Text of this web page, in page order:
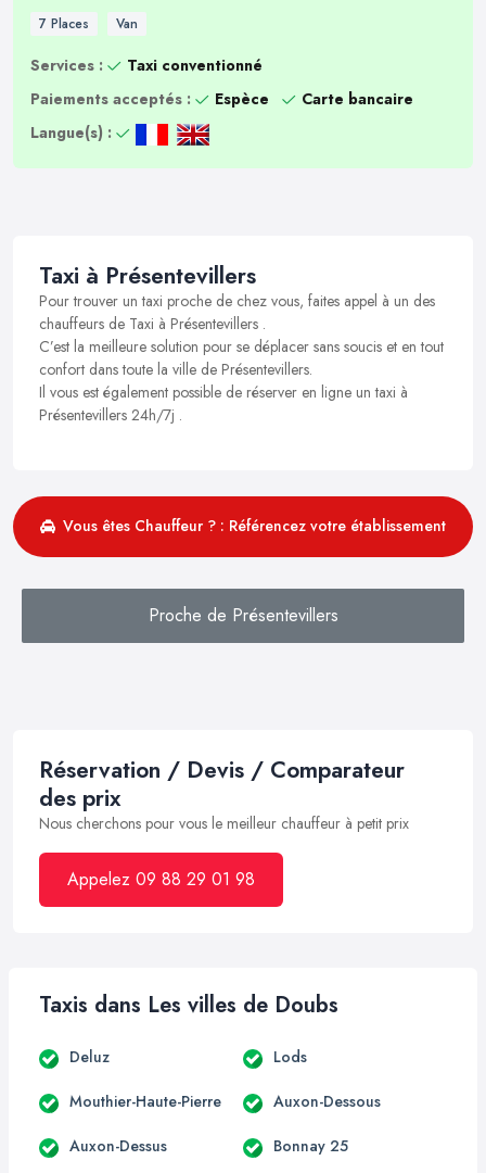
7 Places Van
Services :
Taxi conventionné
Paiements acceptés :
Espèce
Carte bancaire
Langue(s) :
Taxi à Présentevillers
Pour trouver un taxi proche de chez vous, faites appel à un des
chauffeurs de Taxi à Présentevillers .
C’est la meilleure solution pour se déplacer sans soucis et en tout
confort dans toute la ville de Présentevillers.
Il vous est également possible de réserver en ligne un taxi à
Présentevillers 24h/7j .
Vous êtes Chauffeur ? : Référencez votre établissement
Proche de Présentevillers
Réservation / Devis / Comparateur
des prix
Nous cherchons pour vous le meilleur chauffeur à petit prix
Appelez 09 88 29 01 98
Taxis dans Les villes de Doubs
Deluz Lods
Mouthier-Haute-Pierre Auxon-Dessous
Auxon-Dessus Bonnay 25